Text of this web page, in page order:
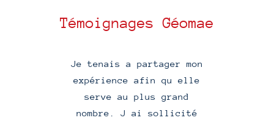
Témoignages Géomae
Je tenais a partager mon
expérience afin qu elle
serve au plus grand
nombre. J ai sollicité